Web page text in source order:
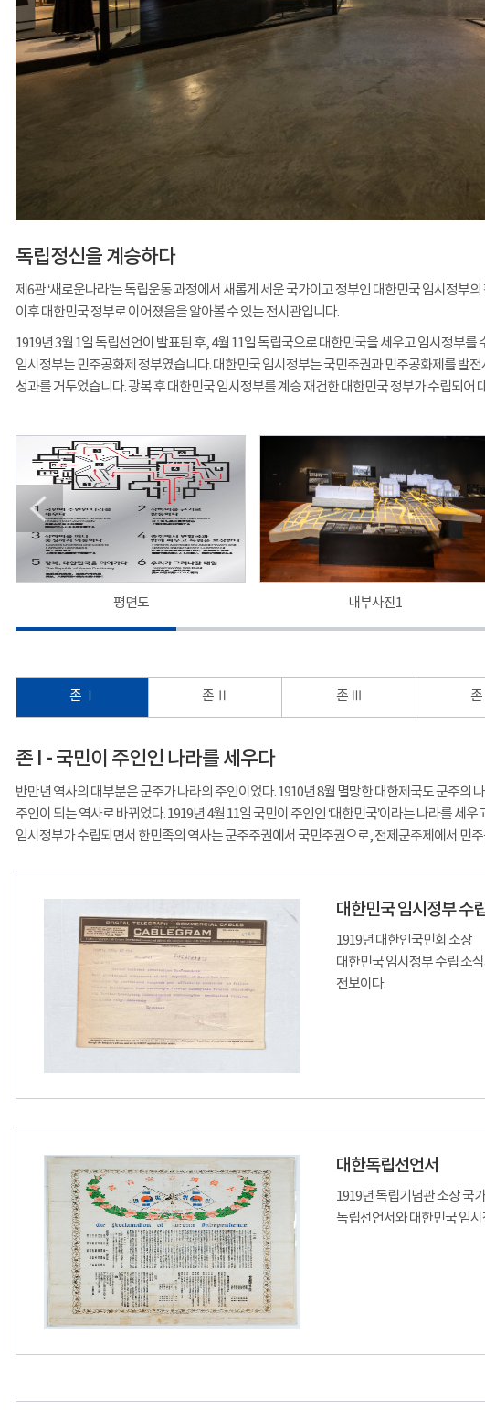
독립정신을 계승하다
제6관 ‘새로운나라’는 독립운동 과정에서 새롭게 세운 국가이고 정부인 대한민국 임시정부
이후 대한민국 정부로 이어졌음을 알아볼 수 있는 전시관입니다.
1919년 3월 1일 독립선언이 발표된 후, 4월 11일 독립국으로 대한민국을 세우고 임시정부
임시정부는 민주공화제 정부였습니다. 대한민국 임시정부는 국민주권과 민주공화제를 발
성과를 거두었습니다. 광복 후 대한민국 임시정부를 계승 재건한 대한민국 정부가 수립되어
평면도 내부사진1
존 Ⅰ 존 Ⅱ 존 Ⅲ
존 I - 국민이 주인인 나라를 세우다
반만년 역사의 대부분은 군주가 나라의 주인이었다. 1910년 8월 멸망한 대한제국도 군주의
주인이 되는 역사로 바뀌었다. 1919년 4월 11일 국민이 주인인 ‘대한민국’이라는 나라를 세
임시정부가 수립되면서 한민족의 역사는 군주주권에서 국민주권으로, 전제군주제에서 민
대한민국 임시정부 수
1919년 대한인국민회 소장
대한민국 임시정부 수립 소
전보이다.
대한독립선언서
1919년 독립기념관 소장 국
독립선언서와 대한민국 임